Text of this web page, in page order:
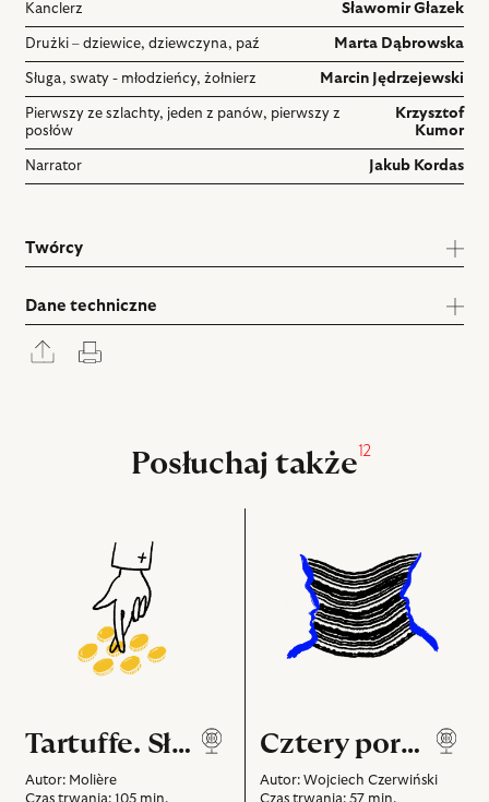
Kanclerz Sławomir Głazek
Drużki – dziewice, dziewczyna, paź Marta Dąbrowska
Sługa, swaty - młodzieńcy, żołnierz Marcin Jędrzejewski
Pierwszy ze szlachty, jeden z panów, pierwszy z
posłów
Krzysztof
Kumor
Narrator Jakub Kordas
Twórcy
Dane techniczne
Rozwiń
panel
Posłuchaj także12
Słuchowisko
Tartuffe. Słuchowisko binauralne
Autor: Molière
Czas trwania: 105 min.
miłości
Cztery pory miłości
Autor: Wojciech Czerwiński
Czas trwania: 57 min.